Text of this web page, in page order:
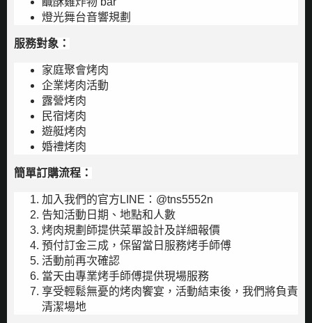
燈光舞台音響規劃
服務對象：
家庭聚會烤肉
企業烤肉活動
露營烤肉
民宿烤肉
遊艇烤肉
婚禮烤肉
簡單訂購流程：
加入我們的官方LINE：@tns5552n
告知活動日期、地點和人數
烤肉規劃師提供菜單設計及詳細報價
預付訂金三成，保留當日服務烤手師傅
活動前再次確認
當天由專業烤手師傅提供現場服務
享受輕鬆無憂的烤肉饗宴，活動結束後，我們將負責
清潔場地